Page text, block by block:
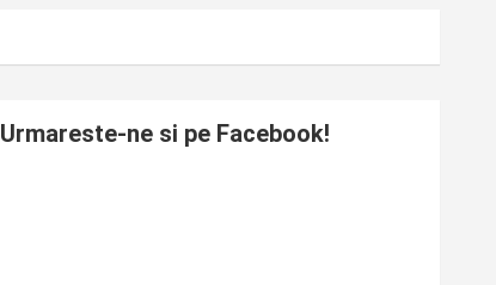
Urmareste-ne si pe Facebook!